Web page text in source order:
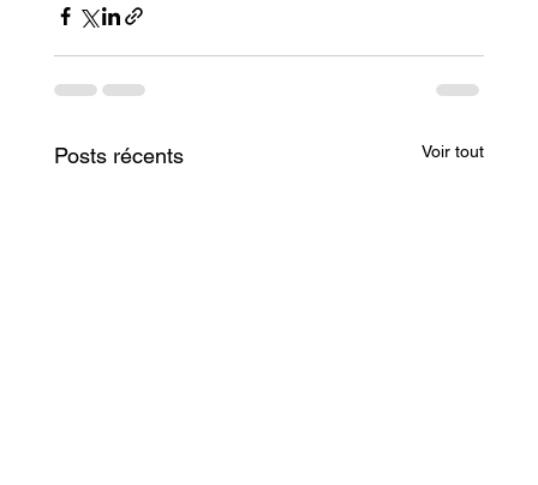
Posts récents Voir tout